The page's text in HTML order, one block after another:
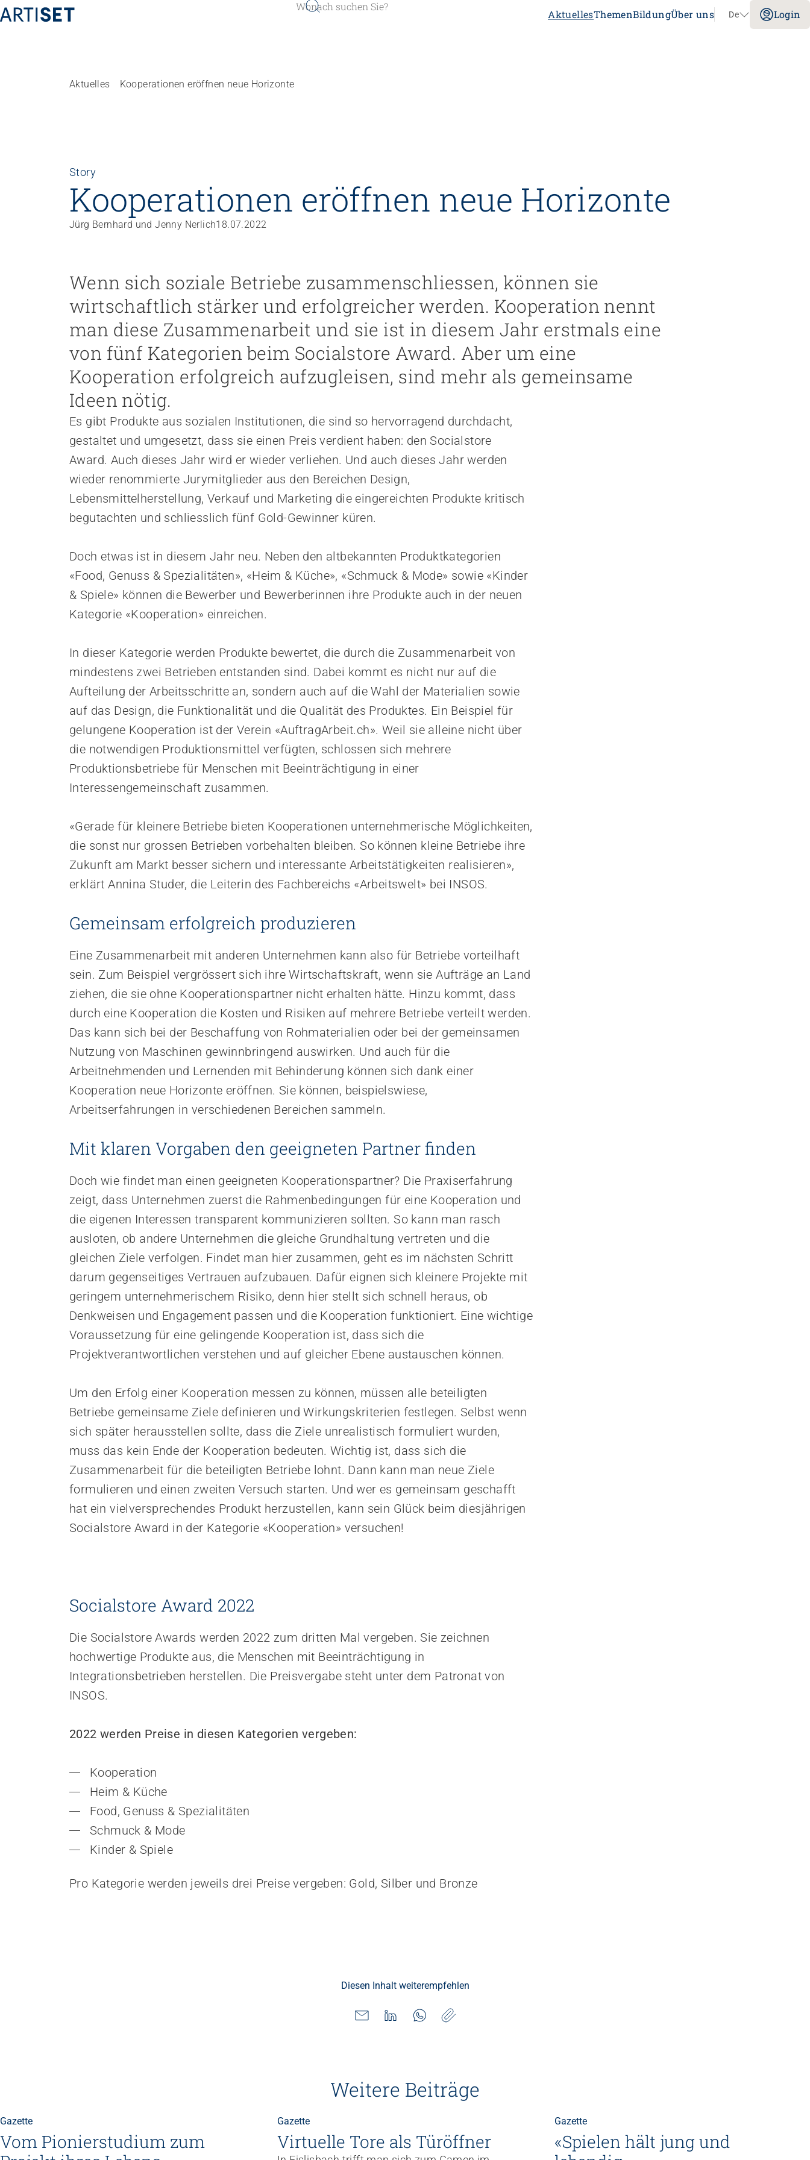
Navigation überspringen
AktuellesThemenBildungÜber uns De Login
Personal rekrutieren und führen
Arbeit und Betriebskultur gestalten
Betrieb führen und Recht umsetzen
Sicherheit gewährleisten
Finanzierung regeln
Angebote bewerben
Angebote entwickeln
Einkauf organisieren
Berufliche Inklusion fördern
Mit Angehörigen arbeiten
Lebensende gestalten
Übergänge gestalten
Gesundheitsfragen angehen
Integrität schützen
Bei Demenz begleiten
Psychische Gesundheit fördern
Höhere Fachschule Sozialpädagogik
Höhere Fachschule
Kindheitspädagogik
Höhere Fachschule
Praxispartner finden
Führung und Management
Kindheits- und Sozialpädagogik
Politik und Positionen
Zusammenarbeit
Aktuelles Kooperationen eröffnen neue Horizonte
Story
Kooperationen eröffnen neue Horizonte
Jürg Bernhard und Jenny Nerlich18.07.2022
Wenn sich soziale Betriebe zusammenschliessen, können sie
wirtschaftlich stärker und erfolgreicher werden. Kooperation nennt
man diese Zusammenarbeit und sie ist in diesem Jahr erstmals eine
von fünf Kategorien beim Socialstore Award. Aber um eine
Kooperation erfolgreich aufzugleisen, sind mehr als gemeinsame
Ideen nötig.
Es gibt Produkte aus sozialen Institutionen, die sind so hervorragend durchdacht,
gestaltet und umgesetzt, dass sie einen Preis verdient haben: den Socialstore
Award. Auch dieses Jahr wird er wieder verliehen. Und auch dieses Jahr werden
wieder renommierte Jurymitglieder aus den Bereichen Design,
Lebensmittelherstellung, Verkauf und Marketing die eingereichten Produkte kritisch
begutachten und schliesslich fünf Gold-Gewinner küren.
Doch etwas ist in diesem Jahr neu. Neben den altbekannten Produktkategorien
«Food, Genuss & Spezialitäten», «Heim & Küche», «Schmuck & Mode» sowie «Kinder
& Spiele» können die Bewerber und Bewerberinnen ihre Produkte auch in der neuen
Kategorie «Kooperation» einreichen.
In dieser Kategorie werden Produkte bewertet, die durch die Zusammenarbeit von
mindestens zwei Betrieben entstanden sind. Dabei kommt es nicht nur auf die
Aufteilung der Arbeitsschritte an, sondern auch auf die Wahl der Materialien sowie
auf das Design, die Funktionalität und die Qualität des Produktes. Ein Beispiel für
gelungene Kooperation ist der Verein «AuftragArbeit.ch». Weil sie alleine nicht über
die notwendigen Produktionsmittel verfügten, schlossen sich mehrere
Produktionsbetriebe für Menschen mit Beeinträchtigung in einer
Interessengemeinschaft zusammen.
«Gerade für kleinere Betriebe bieten Kooperationen unternehmerische Möglichkeiten,
die sonst nur grossen Betrieben vorbehalten bleiben. So können kleine Betriebe ihre
Zukunft am Markt besser sichern und interessante Arbeitstätigkeiten realisieren»,
erklärt Annina Studer, die Leiterin des Fachbereichs «Arbeitswelt» bei INSOS.
Gemeinsam erfolgreich produzieren
Eine Zusammenarbeit mit anderen Unternehmen kann also für Betriebe vorteilhaft
sein. Zum Beispiel vergrössert sich ihre Wirtschaftskraft, wenn sie Aufträge an Land
ziehen, die sie ohne Kooperationspartner nicht erhalten hätte. Hinzu kommt, dass
durch eine Kooperation die Kosten und Risiken auf mehrere Betriebe verteilt werden.
Das kann sich bei der Beschaffung von Rohmaterialien oder bei der gemeinsamen
Nutzung von Maschinen gewinnbringend auswirken. Und auch für die
Arbeitnehmenden und Lernenden mit Behinderung können sich dank einer
Kooperation neue Horizonte eröffnen. Sie können, beispielswiese,
Arbeitserfahrungen in verschiedenen Bereichen sammeln.
Mit klaren Vorgaben den geeigneten Partner finden
Doch wie findet man einen geeigneten Kooperationspartner? Die Praxiserfahrung
zeigt, dass Unternehmen zuerst die Rahmenbedingungen für eine Kooperation und
die eigenen Interessen transparent kommunizieren sollten. So kann man rasch
ausloten, ob andere Unternehmen die gleiche Grundhaltung vertreten und die
gleichen Ziele verfolgen. Findet man hier zusammen, geht es im nächsten Schritt
darum gegenseitiges Vertrauen aufzubauen. Dafür eignen sich kleinere Projekte mit
geringem unternehmerischem Risiko, denn hier stellt sich schnell heraus, ob
Denkweisen und Engagement passen und die Kooperation funktioniert. Eine wichtige
Voraussetzung für eine gelingende Kooperation ist, dass sich die
Projektverantwortlichen verstehen und auf gleicher Ebene austauschen können.
Um den Erfolg einer Kooperation messen zu können, müssen alle beteiligten
Betriebe gemeinsame Ziele definieren und Wirkungskriterien festlegen. Selbst wenn
sich später herausstellen sollte, dass die Ziele unrealistisch formuliert wurden,
muss das kein Ende der Kooperation bedeuten. Wichtig ist, dass sich die
Zusammenarbeit für die beteiligten Betriebe lohnt. Dann kann man neue Ziele
formulieren und einen zweiten Versuch starten. Und wer es gemeinsam geschafft
hat ein vielversprechendes Produkt herzustellen, kann sein Glück beim diesjährigen
Socialstore Award in der Kategorie «Kooperation» versuchen!
Socialstore Award 2022
Die Socialstore Awards werden 2022 zum dritten Mal vergeben. Sie zeichnen
hochwertige Produkte aus, die Menschen mit Beeinträchtigung in
Integrationsbetrieben herstellen. Die Preisvergabe steht unter dem Patronat von
INSOS.
2022 werden Preise in diesen Kategorien vergeben:
Kooperation
Heim & Küche
Food, Genuss & Spezialitäten
Schmuck & Mode
Kinder & Spiele
Pro Kategorie werden jeweils drei Preise vergeben: Gold, Silber und Bronze
Diesen Inhalt weiterempfehlen
Weitere Beiträge
Gazette
Vom Pionierstudium zum
Gazette
Virtuelle Tore als Türöffner
Gazette
«Spielen hält jung und